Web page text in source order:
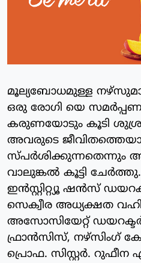
മൂല്യബോധമുള്ള
ഒരു രോഗി യെ
കരുണയോടും കൂടി
അവരുടെ
സ്പർശിക്കുന്നതെന്നും
വാലുങ്കൽ കൂട്ടി
ഇൻസ്റ്റിറ്റ്യൂ ഷൻസ്
സെക്വീര അധ്യക്ഷത
അസോസിയേറ്റ്
ഫ്രാൻസിസ്, നഴ്സിംഗ്
പ്രൊഫ. സിസ്റ്റർ. റുഫീന